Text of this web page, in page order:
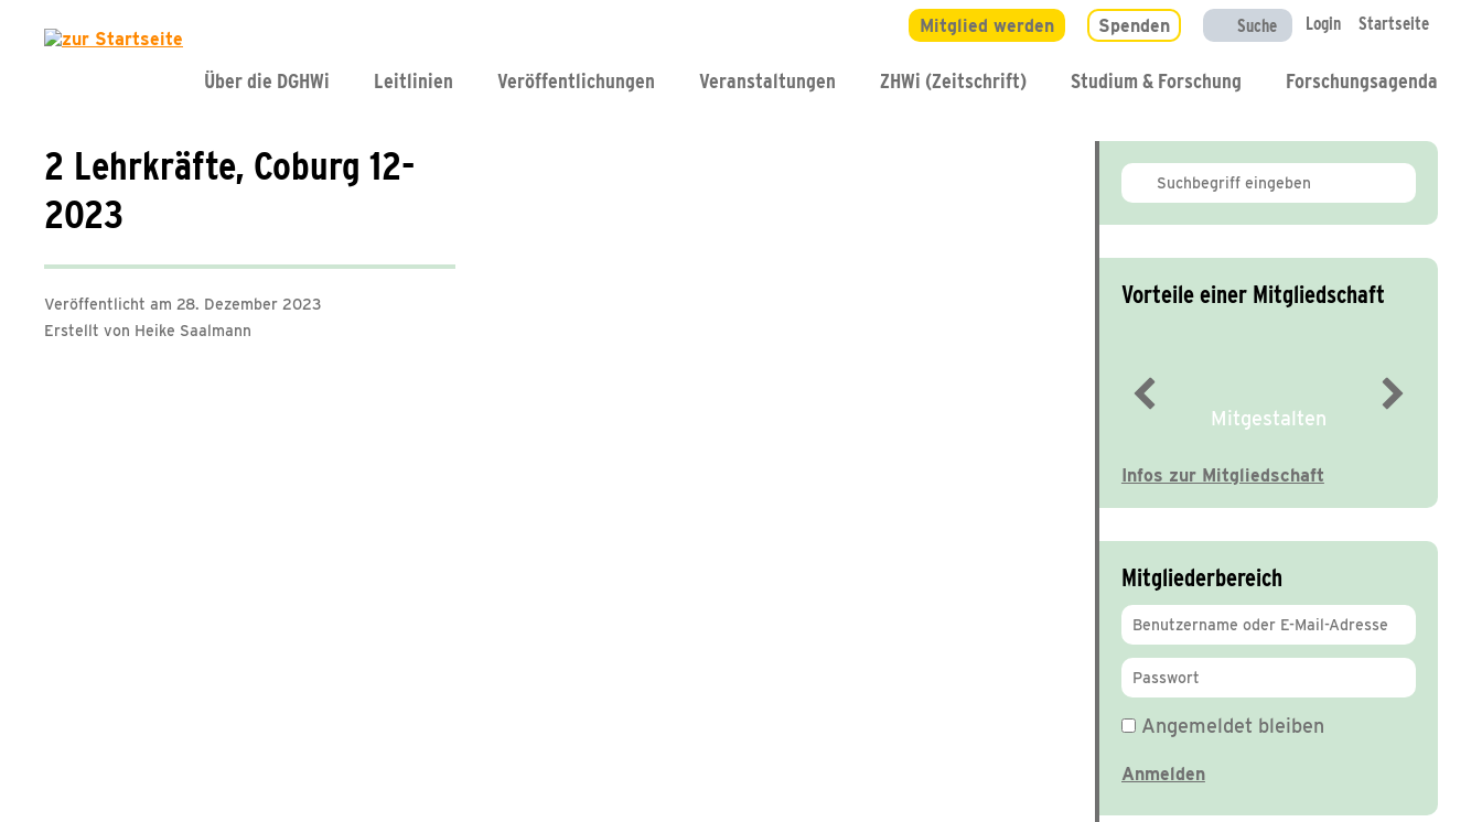
Mitglied werden Spenden Suche Login Startseite
Über die DGHWi Leitlinien Veröffentlichungen Veranstaltungen ZHWi (Zeitschrift) Studium & Forschung Forschungsagenda
2 Lehrkräfte, Coburg 12-
2023
Veröffentlicht am 28. Dezember 2023
Erstellt von Heike Saalmann
Vorteile einer Mitgliedschaft
Mitgestalten
Infos zur Mitgliedschaft
Mitgliederbereich
Angemeldet bleiben